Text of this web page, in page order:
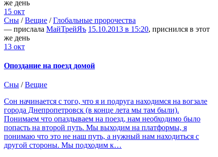
же день
15 окт
Сны /Вещие /Глобальные пророчества
— прислала МайТрейЯъ 15.10.2013 в 15:20, приснился в этот
же день
13 окт
Опоздание на поезд домой
Сны /Вещие
Сон начинается с того, что я и подруга находимся на вогзале
города Днепропетровск (в конце лета мы там были).
Понимаем что опаздываем на поезд, нам необходимо было
попасть на второй путь. Мы выходим на платформы, я
понимаю что это не наш путь, а нужный нам находиться с
другой стороны. Мы подходим к…